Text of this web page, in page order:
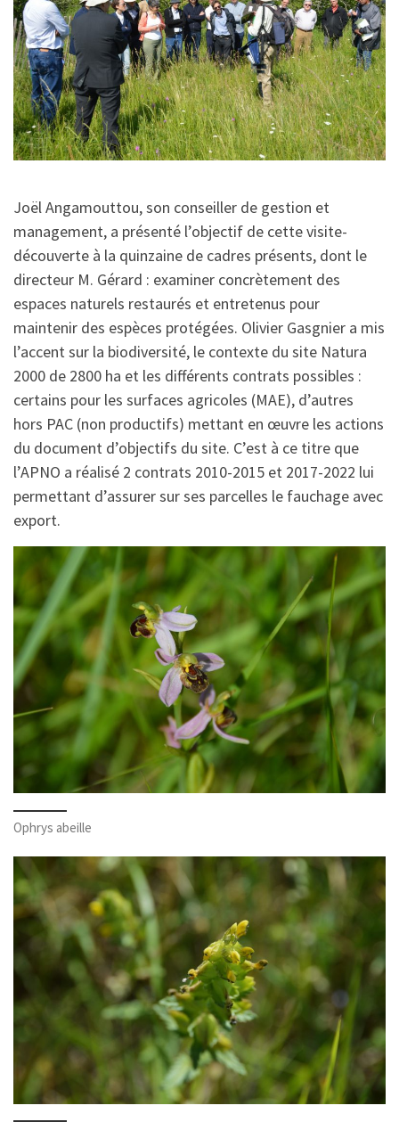
Joël Angamouttou, son conseiller de gestion et
management, a présenté l’objectif de cette visite-
découverte à la quinzaine de cadres présents, dont le
directeur M. Gérard : examiner concrètement des
espaces naturels restaurés et entretenus pour
maintenir des espèces protégées. Olivier Gasgnier a mis
l’accent sur la biodiversité, le contexte du site Natura
2000 de 2800 ha et les différents contrats possibles :
certains pour les surfaces agricoles (MAE), d’autres
hors PAC (non productifs) mettant en œuvre les actions
du document d’objectifs du site. C’est à ce titre que
l’APNO a réalisé 2 contrats 2010-2015 et 2017-2022 lui
permettant d’assurer sur ses parcelles le fauchage avec
export.
Ophrys abeille